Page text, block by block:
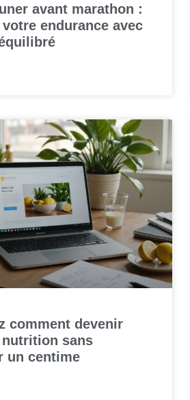
avant marathon :
endurance avec
comment devenir
sans
un centime